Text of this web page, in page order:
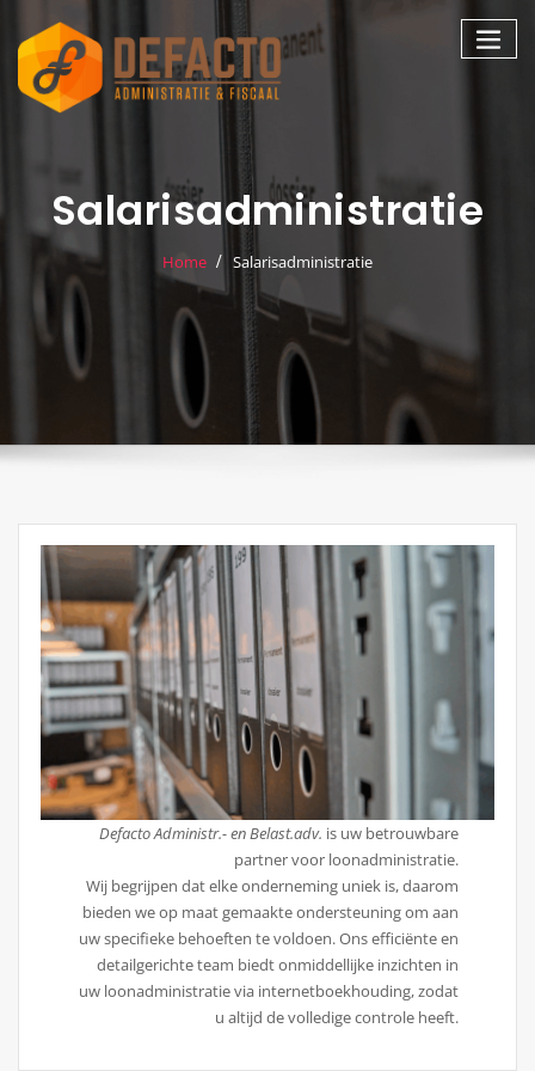
content
Salarisadministratie
Home Salarisadministratie
Defacto Administr.- en Belast.adv. is uw betrouwbare
partner voor loonadministratie.
Wij begrijpen dat elke onderneming uniek is, daarom
bieden we op maat gemaakte ondersteuning om aan
uw specifieke behoeften te voldoen. Ons efficiënte en
detailgerichte team biedt onmiddellijke inzichten in
uw loonadministratie via internetboekhouding, zodat
u altijd de volledige controle heeft.